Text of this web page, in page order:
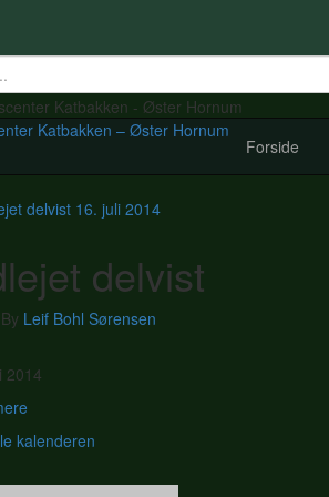
Katbakken – Øster Hornum
Forside
delvist 16. juli 2014
delvist
By Leif Bohl Sørensen
2014
kalenderen